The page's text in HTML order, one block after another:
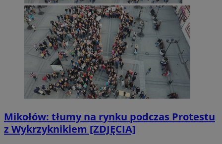
Mikołów: tłumy na rynku podczas Protestu
z Wykrzyknikiem [ZDJĘCIA]